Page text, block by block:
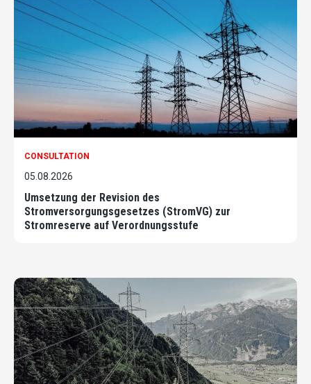
CONSULTATION
05.08.2026
Umsetzung der Revision des
Stromversorgungsgesetzes (StromVG) zur
Stromreserve auf Verordnungsstufe